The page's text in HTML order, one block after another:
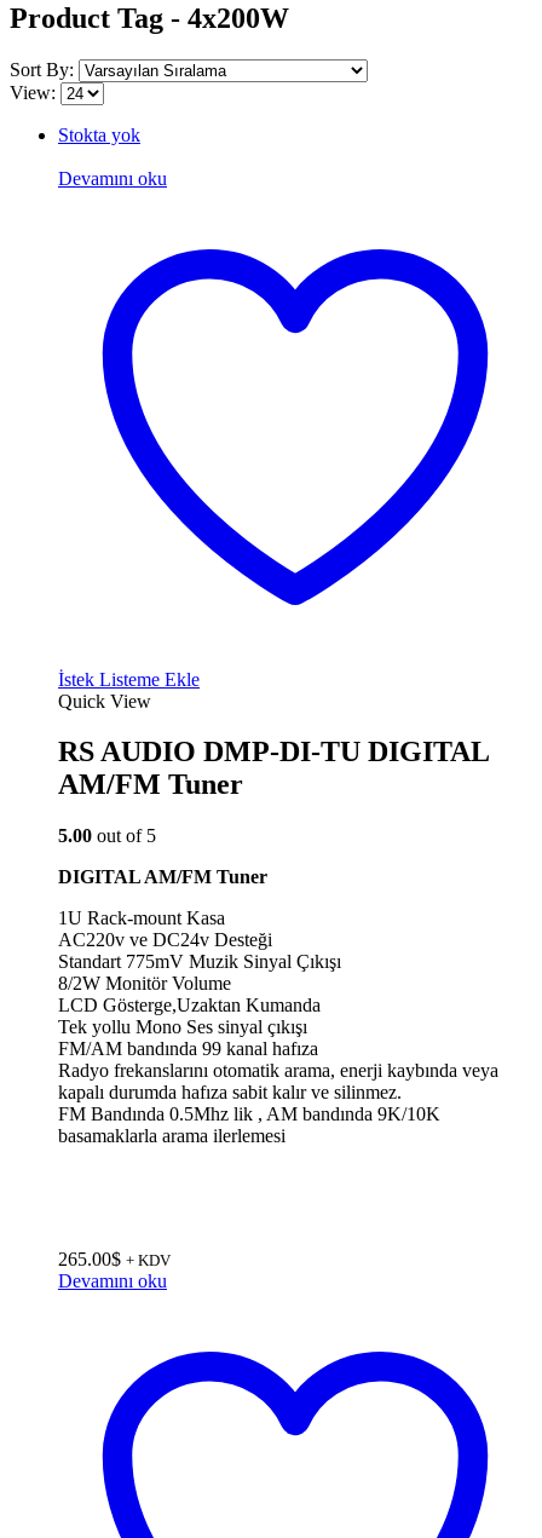
Product Tag - 4x200W
Sort By:
View:
Stokta yok
Devamını oku
İstek Listeme Ekle
Quick View
RS AUDIO DMP-DI-TU DIGITAL
AM/FM Tuner
5.00 out of 5
DIGITAL AM/FM Tuner
1U Rack-mount Kasa
AC220v ve DC24v Desteği
Standart 775mV Muzik Sinyal Çıkışı
8/2W Monitör Volume
LCD Gösterge,Uzaktan Kumanda
Tek yollu Mono Ses sinyal çıkışı
FM/AM bandında 99 kanal hafıza
Radyo frekanslarını otomatik arama, enerji kaybında veya
kapalı durumda hafıza sabit kalır ve silinmez.
FM Bandında 0.5Mhz lik , AM bandında 9K/10K
basamaklarla arama ilerlemesi
265.00$ + KDV
Devamını oku